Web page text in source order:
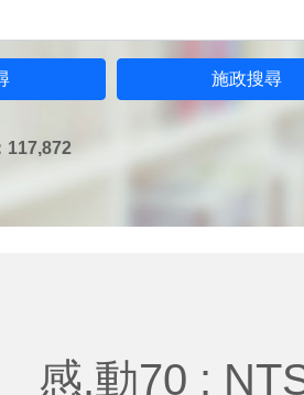
施政搜尋
117,872
感.動70 :